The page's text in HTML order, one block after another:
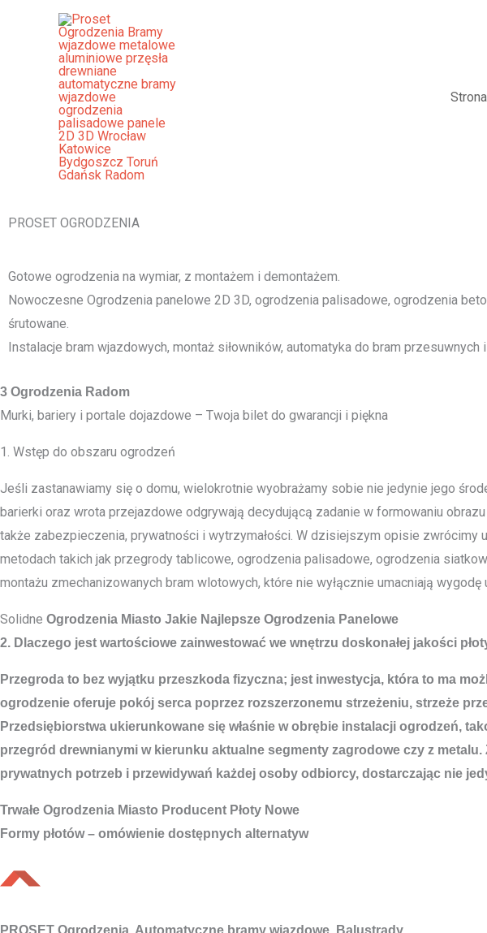
Ogrodzenia Radom Bramy Wjazdowe
Palisadowe Stalowe Frontowe
[smartslider3 slider="2"]
PROSET OGRODZENIA
Gotowe ogrodzenia na wymiar, z montażem i demontażem.
Nowoczesne Ogrodzenia panelowe 2D 3D, ogrodzenia palisadowe, ogrodzenia
śrutowane.
Instalacje bram wjazdowych, montaż siłowników, automatyka do bram przesuwnych
3 Ogrodzenia Radom
Murki, bariery i portale dojazdowe – Twoja bilet do gwarancji i piękna
1. Wstęp do obszaru ogrodzeń
Jeśli zastanawiamy się o domu, wielokrotnie wyobrażamy sobie nie jedynie jego
barierki oraz wrota przejazdowe odgrywają decydującą zadanie w formowaniu
także zabezpieczenia, prywatności i wytrzymałości. W dzisiejszym opisie
metodach takich jak przegrody tablicowe, ogrodzenia palisadowe, ogrodzenia
montażu zmechanizowanych bram wlotowych, które nie wyłącznie umacniają
Solidne Ogrodzenia Miasto Jakie Najlepsze Ogrodzenia Panelowe
2. Dlaczego jest wartościowe zainwestować we wnętrzu doskonałej jakości
Przegroda to bez wyjątku przeszkoda fizyczna; jest inwestycja, która to ma
ogrodzenie oferuje pokój serca poprzez rozszerzonemu strzeżeniu, strzeże
Przedsiębiorstwa ukierunkowane się właśnie w obrębie instalacji ogrodzeń,
przegród drewnianymi w kierunku aktualne segmenty zagrodowe czy z
prywatnych potrzeb i przewidywań każdej osoby odbiorcy, dostarczając nie
Trwałe Ogrodzenia Miasto Producent Płoty Nowe
Formy płotów – omówienie dostępnych alternatyw
PROSET Ogrodzenia, Automatyczne bramy wjazdowe, Balustrady